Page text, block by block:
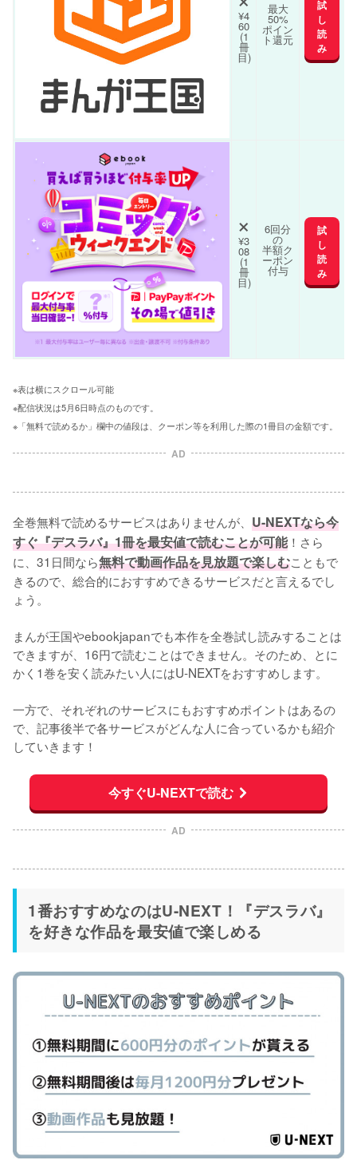
¥4
60
(1
冊
目)
最大
50%
ポイン
ト還元
試
し
読
み
×
¥3
08
(1
冊
目)
6回分
の
半額ク
ーポン
付与
試
し
読
み
※表は横にスクロール可能
※配信状況は5月6日時点のものです。
※「無料で読めるか」欄中の値段は、クーポン等を利用した際の1冊目の金額です。
AD
全巻無料で読めるサービスはありませんが、 U-NEXTなら今
すぐ『デスラバ』1冊を最安値で読むことが可能！さら
に、31日間なら無料で動画作品を見放題で楽しむこともで
きるので、総合的におすすめできるサービスだと言えるでし
ょう。
まんが王国やebookjapanでも本作を全巻試し読みすることは
できますが、16円で読むことはできません。そのため、とに
かく1巻を安く読みたい人にはU-NEXTをおすすめします。
一方で、それぞれのサービスにもおすすめポイントはあるの
で、記事後半で各サービスがどんな人に合っているかも紹介
していきます！
今すぐU-NEXTで読む
AD
1番おすすめなのはU-NEXT！『デスラバ』
を好きな作品を最安値で楽しめる